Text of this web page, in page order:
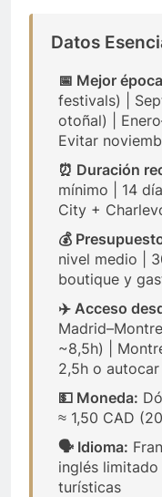
Datos
📅 Mejor
festivals) |
otoñal) |
Evitar
⏰ Duración
mínimo | 14
City +
💰
nivel medio |
boutique y
✈️ Acceso
~8,5h) |
2,5h o autocar
💵 Moneda:
≈ 1,50 CAD
🗣️ Idioma:
inglés
turísticas